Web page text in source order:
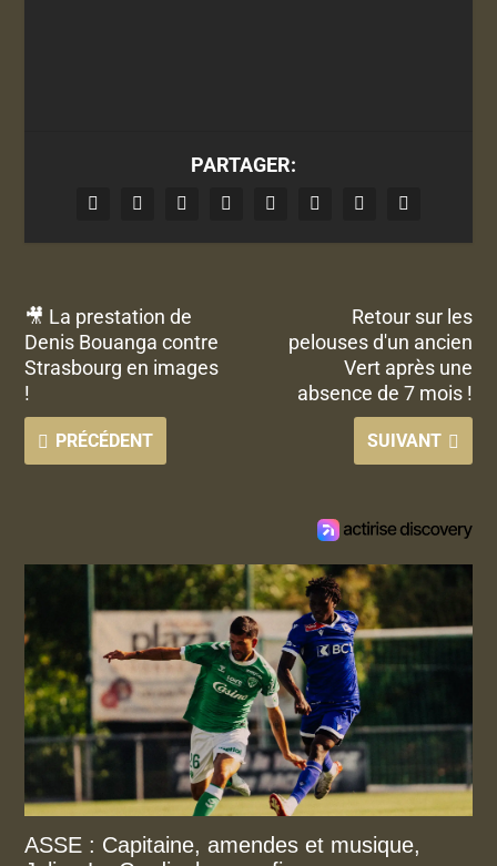
PARTAGER:
🎥 La prestation de
Denis Bouanga contre
Strasbourg en images
!
PRÉCÉDENT
Retour sur les
pelouses d'un ancien
Vert après une
absence de 7 mois !
SUIVANT
ASSE : Capitaine, amendes et musique,